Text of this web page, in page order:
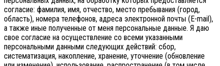
согласие: фамилия, имя, отчество, место пребывания (город,
область), номера телефонов, адреса электронной почты (E-mail),
а также иные полученные от меня персональные данные. Я даю
свое согласие на осуществление со всеми указанными
персональными данными следующих действий: сбор,
систематизация, накопление, хранение, уточнение (обновление